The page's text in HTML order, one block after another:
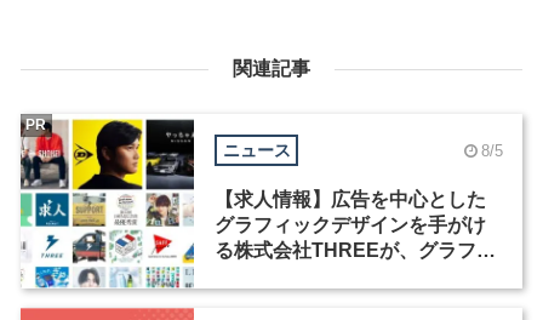
関連記事
ニュース 8/5
【求人情報】広告を中心とした
グラフィックデザインを手がけ
る株式会社THREEが、グラフィ
PR